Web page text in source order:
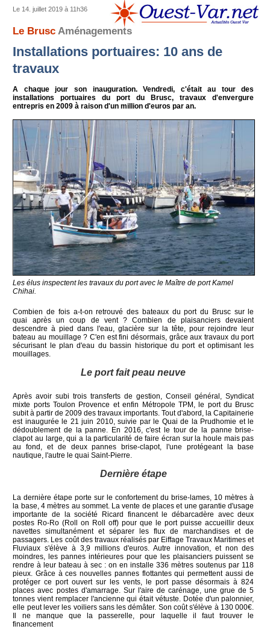
Le 14. juillet 2019 à 11h36
Le Brusc Aménagements
Installations portuaires: 10 ans de
travaux
A chaque jour son inauguration. Vendredi, c'était au tour des
installations portuaires du port du Brusc, travaux d'envergure
entrepris en 2009 à raison d'un million d'euros par an.
Les élus inspectent les travaux du port avec le Maître de port Kamel
Chihai.
Combien de fois a-t-on retrouvé des bateaux du port du Brusc sur le
quai après un coup de vent ? Combien de plaisanciers devaient
descendre à pied dans l'eau, glacière sur la tête, pour rejoindre leur
bateau au mouillage ? C'en est fini désormais, grâce aux travaux du port
sécurisant le plan d'eau du bassin historique du port et optimisant les
mouillages.
Le port fait peau neuve
Après avoir subi trois transferts de gestion, Conseil général, Syndicat
mixte ports Toulon Provence et enfin Métropole TPM, le port du Brusc
subit à partir de 2009 des travaux importants. Tout d'abord, la Capitainerie
est inaugurée le 21 juin 2010, suivie par le Quai de la Prudhomie et le
dédoublement de la panne. En 2016, c'est le tour de la panne brise-
clapot au large, qui a la particularité de faire écran sur la houle mais pas
au fond, et de deux pannes brise-clapot, l'une protégeant la base
nautique, l'autre le quai Saint-Pierre.
Dernière étape
La dernière étape porte sur le confortement du brise-lames, 10 mètres à
la base, 4 mètres au sommet. La vente de places et une garantie d'usage
importante de la société Ricard financent le débarcadère avec deux
postes Ro-Ro (Roll on Roll off) pour que le port puisse accueillir deux
navettes simultanément et séparer les flux de marchandises et de
passagers. Les coût des travaux réalisés par Eiffage Travaux Maritimes et
Fluviaux s'élève à 3,9 millions d'euros. Autre innovation, et non des
moindres, les pannes intérieures pour que les plaisanciers puissent se
rendre à leur bateau à sec : on en installe 336 mètres soutenus par 118
pieux. Grâce à ces nouvelles pannes flottantes qui permettent aussi de
protéger ce port ouvert sur les vents, le port passe désormais à 824
places avec postes d'amarrage. Sur l'aire de carénage, une grue de 5
tonnes vient remplacer l'ancienne qui était vétuste. Dotée d'un palonnier,
elle peut lever les voiliers sans les démâter. Son coût s'élève à 130 000€.
Il ne manque que la passerelle, pour laquelle il faut trouver le
financement